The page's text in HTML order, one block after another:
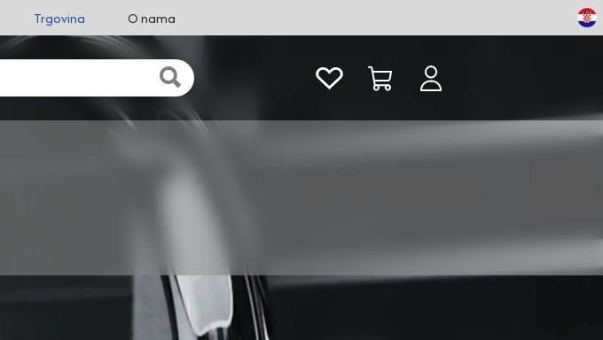
Trgovina O nama